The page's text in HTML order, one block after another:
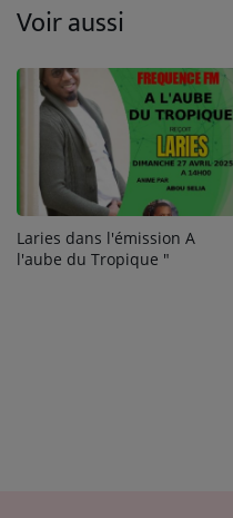
Voir aussi
Laries dans l'émission A
l'aube du Tropique "